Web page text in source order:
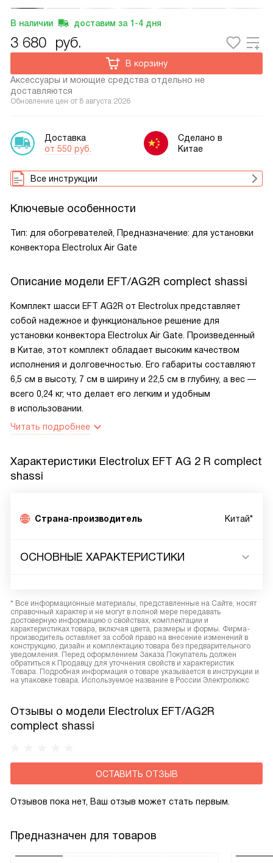
В наличии доставим за 1-4 дня
3 680 руб.
Аксессуары и моющие средства отдельно не
доставляются
В корзину
Обновление цен от 8 августа 2026
Доставка
от 550 руб.
Сделано в
Китае
Все инструкции
Ключевые особенности
Тип: для обогревателей, Предназначение: для установки
конвектора Electrolux Air Gate
Описание модели EFT/AG2R complect shassi
Комплект шасси EFT AG2R от Electrolux представляет
собой надежное и функциональное решение для
установки конвектора Electrolux Air Gate. Произведенный
в Китае, этот комплект обладает высоким качеством
исполнения и долговечностью. Его габариты составляют
6,5 см в высоту, 7 см в ширину и 22,5 см в глубину, а вес —
всего 0,24 кг, что делает его легким и удобным
в использовании.
Читать подробнее
Характеристики Electrolux EFT AG 2 R complect
shassi
Страна-производитель Китай*
ОСНОВНЫЕ ХАРАКТЕРИСТИКИ
* Все информационные материалы, представленные на Сайте, носят
справочный характер и не могут в полной мере передавать
достоверную информацию о свойствах, комплектации и
характеристиках товара, включая цвета, размеры и формы. Фирма-
производитель оставляет за собой право на внесение изменений в
конструкцию, дизайн и комплектацию товара без предварительного
уведомления. Перед оформлением Заказа Покупатель должен
обратиться к Продавцу для уточнения свойств и характеристик
Товара. Подробная информация о товаре указывается в инструкции и
на упаковке товара. Используемое название в России Электролюкс
Отзывы о модели Electrolux EFT/AG2R
complect shassi
ОСТАВИТЬ ОТЗЫВ
Отзывов пока нет, Ваш отзыв может стать первым.
Предназначен для товаров